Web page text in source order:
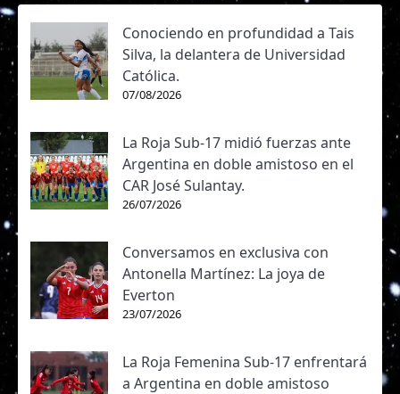
Conociendo en profundidad a Tais
Silva, la delantera de Universidad
Católica.
07/08/2026
La Roja Sub-17 midió fuerzas ante
Argentina en doble amistoso en el
CAR José Sulantay.
26/07/2026
Conversamos en exclusiva con
Antonella Martínez: La joya de
Everton
23/07/2026
La Roja Femenina Sub-17 enfrentará
a Argentina en doble amistoso